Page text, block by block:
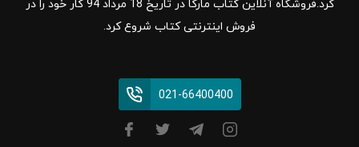
کرد.فروشگاه آنلاین کتاب مارکا در تاریخ 18 مرداد 94 کار خود را در
فروش اینترنتی کتاب شروع کرد.
021-66400400